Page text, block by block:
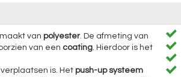
van polyester. De afmeting van
van een coating. Hierdoor is het
is. Het push-up systeem